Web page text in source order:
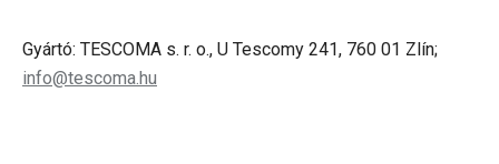
Gyártó: TESCOMA s. r. o., U Tescomy 241, 760 01 Zlín;
info@tescoma.hu